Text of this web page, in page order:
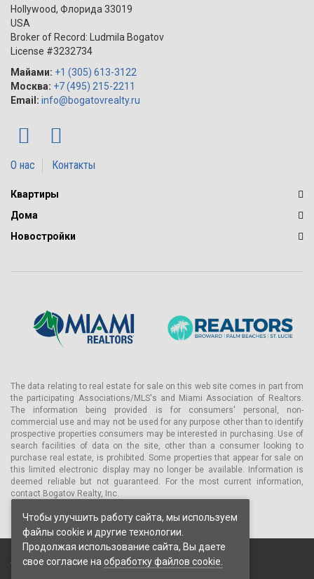
Hollywood, Флорида 33019
USA
Broker of Record: Ludmila Bogatov
License #3232734
Майами: +1 (305) 613-3122
Москва: +7 (495) 215-2211
Email: info@bogatovrealty.ru
О нас Контакты
Квартиры
Дома
Новостройки
The data relating to real estate for sale on this web site comes in part from
the participating Associations/MLS's and Miami Association of Realtors.
The information being provided is for consumers' personal, non-
commercial use and may not be used for any purpose other than to identify
prospective properties consumers may be interested in purchasing. Use of
search facilities of data on the site, other than a consumer looking to
purchase real estate, is prohibited. Some properties that appear for sale on
this limited electronic display may no longer be available. Information is
deemed reliable but not guaranteed. For the most current information,
contact Bogatov Realty, Inc.
Чтобы улучшить работу сайта, мы используем
файлы cookie и другие технологии.
Продолжая использование сайта, Вы даете
свое согласие на обработку файлов cookie.
© 2026 Bogatov Realty Inc. Все права защищены.